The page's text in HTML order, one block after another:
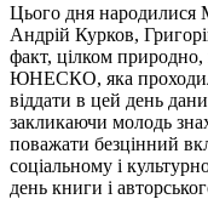
Цього дня
Андрій Курков,
факт, цілком
ЮНЕСКО, яка
віддати в цей день
закликаючи молодь
поважати безцінний
соціальному і
день книги і